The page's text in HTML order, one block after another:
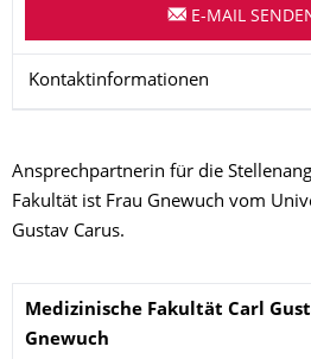
E-MAIL
Kontaktinformationen
Ansprechpartnerin für die
Fakultät ist Frau Gnewuch vom
Gustav Carus.
Name
Medizinische Fakultät Carl
Gnewuch